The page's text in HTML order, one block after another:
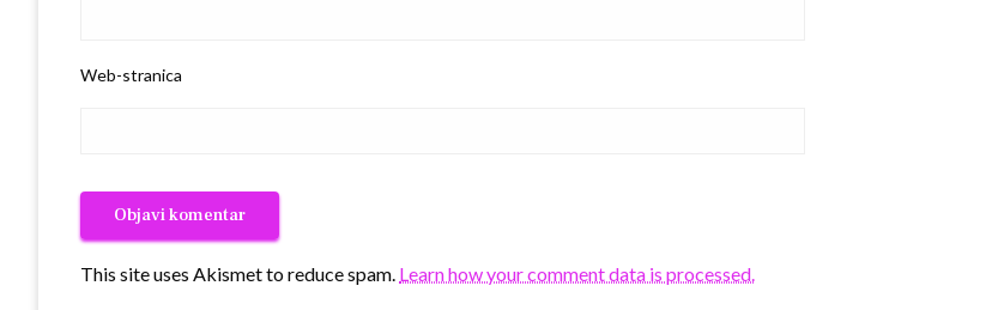
Web-stranica
This site uses Akismet to reduce spam. Learn how your comment data is processed.